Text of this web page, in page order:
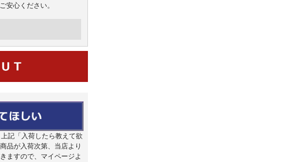
安心ください。
記「入荷したら教えて欲
品が入荷次第、当店より
ますので、マイページよ